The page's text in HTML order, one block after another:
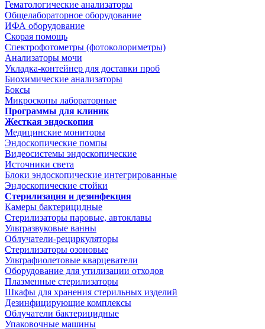
Гематологические анализаторы
Общелабораторное оборудование
ИФА оборудование
Скорая помощь
Спектрофотометры (фотоколориметры)
Анализаторы мочи
Укладка-контейнер для доставки проб
Биохимические анализаторы
Боксы
Микроскопы лабораторные
Программы для клиник
Жесткая эндоскопия
Медицинские мониторы
Эндоскопические помпы
Видеосистемы эндоскопические
Источники света
Блоки эндоскопические интегрированные
Эндоскопические стойки
Стерилизация и дезинфекция
Камеры бактерицидные
Стерилизаторы паровые, автоклавы
Ультразвуковые ванны
Облучатели-рециркуляторы
Стерилизаторы озоновые
Ультрафиолетовые кварцеватели
Оборудование для утилизации отходов
Плазменные стерилизаторы
Шкафы для хранения стерильных изделий
Дезинфицирующие комплексы
Облучатели бактерицидные
Упаковочные машины